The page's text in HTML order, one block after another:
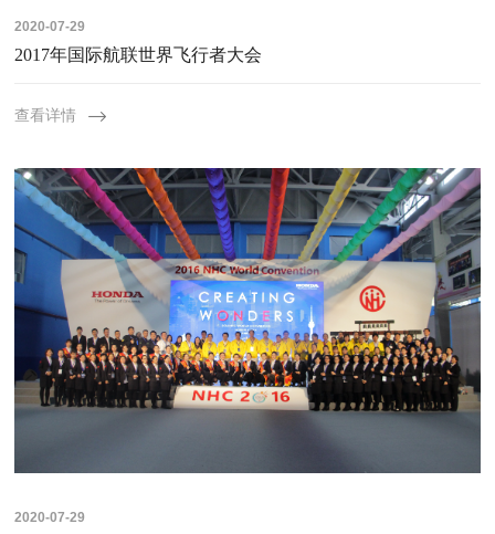
2020-07-29
2017年国际航联世界飞行者大会
查看详情
2020-07-29